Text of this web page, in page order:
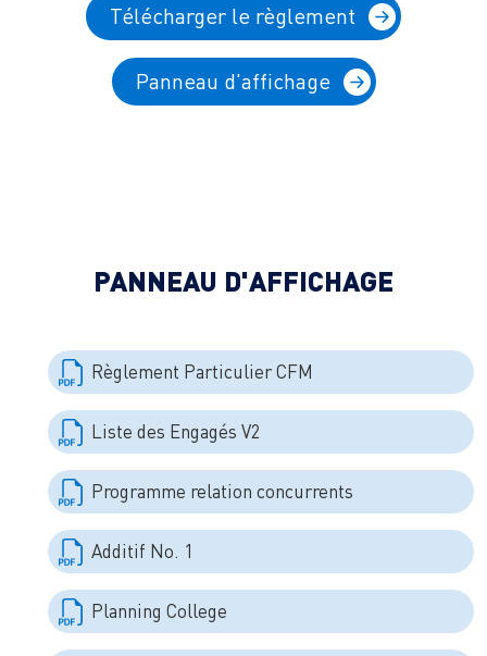
Télécharger le règlement
Panneau d'affichage
PANNEAU D'AFFICHAGE
Règlement Particulier CFM
Liste des Engagés V2
Programme relation concurrents
Additif No. 1
Planning College